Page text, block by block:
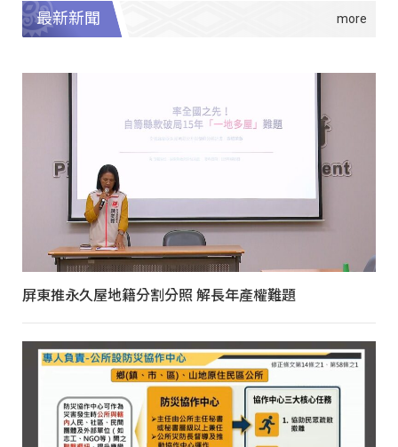
最新新聞
屏東推永久屋地籍分割分照 解長年產權難題